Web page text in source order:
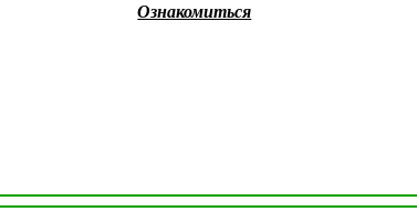
Ознакомиться